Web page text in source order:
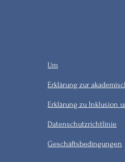
Um
Erklärung zur
Erklärung zu Inklusion
Datenschutzrichtlinie
Geschäftsbedingungen